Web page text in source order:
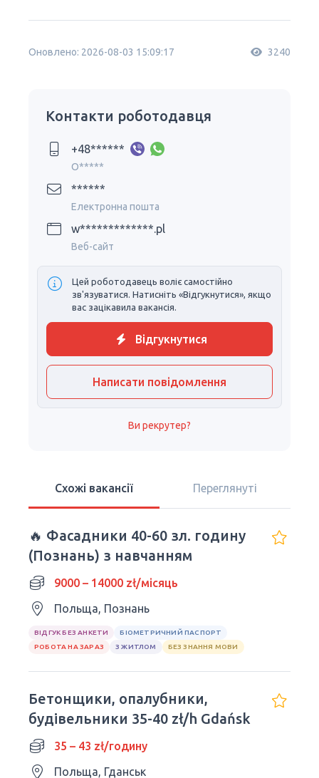
Оновлено: 2026-08-03 15:09:17 3240
Контакти роботодавця
+48******
O*****
******
Електронна пошта
w*************.pl
Веб-сайт
Цей роботодавець воліє самостійно
зв'язуватися. Натисніть «Відгукнутися», якщо
вас зацікавила вакансія.
Відгукнутися
Написати повідомлення
Ви рекрутер?
Схожі вакансії Переглянуті
🔥 Фасадники 40-60 зл. годину
(Познань) з навчанням
9000 – 14000 zł/місяць
Польща, Познань
ВІДГУК БЕЗ АНКЕТИ
БІОМЕТРИЧНИЙ ПАСПОРТ
РОБОТА НА ЗАРАЗ
З ЖИТЛОМ БЕЗ ЗНАННЯ МОВИ
Бетонщики, опалубники,
будівельники 35-40 zł/h Gdańsk
35 – 43 zł/годину
Польща, Гданськ